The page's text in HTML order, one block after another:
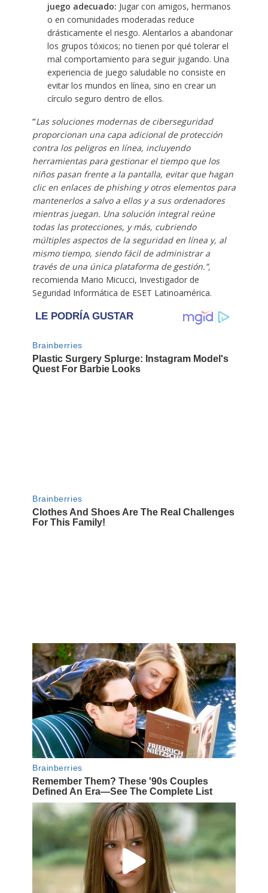
juego adecuado: Jugar con amigos, hermanos
o en comunidades moderadas reduce
drásticamente el riesgo. Alentarlos a abandonar
los grupos tóxicos; no tienen por qué tolerar el
mal comportamiento para seguir jugando. Una
experiencia de juego saludable no consiste en
evitar los mundos en línea, sino en crear un
círculo seguro dentro de ellos.
“Las soluciones modernas de ciberseguridad
proporcionan una capa adicional de protección
contra los peligros en línea, incluyendo
herramientas para gestionar el tiempo que los
niños pasan frente a la pantalla, evitar que hagan
clic en enlaces de phishing y otros elementos para
mantenerlos a salvo a ellos y a sus ordenadores
mientras juegan. Una solución integral reúne
todas las protecciones, y más, cubriendo
múltiples aspectos de la seguridad en línea y, al
mismo tiempo, siendo fácil de administrar a
través de una única plataforma de gestión.”,
recomienda Mario Micucci, Investigador de
Seguridad Informática de ESET Latinoamérica.